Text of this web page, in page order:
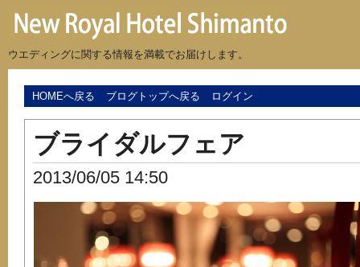
ウエディングに関する情報を満載でお届けします。
HOMEへ戻る ブログトップへ戻る ログイン
ブライダルフェア
2013/06/05 14:50